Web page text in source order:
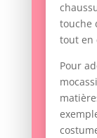
touche
tout en
Pour